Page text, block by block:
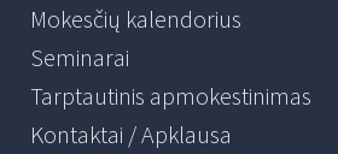
Mokesčių kalendorius
Seminarai
Tarptautinis apmokestinimas
Kontaktai / Apklausa